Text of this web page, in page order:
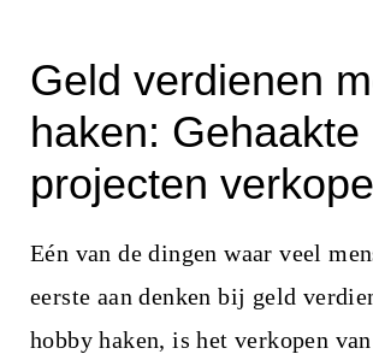
Geld verdienen
haken: Gehaakte
projecten
Eén van de dingen waar veel
eerste aan denken bij geld
hobby haken, is het verkopen